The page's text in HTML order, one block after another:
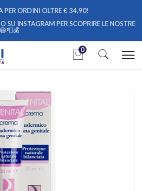
PER ORDINI OLTRE € 34,90!
O SU INSTAGRAM PER SCOPRIRE LE NOSTRE
0